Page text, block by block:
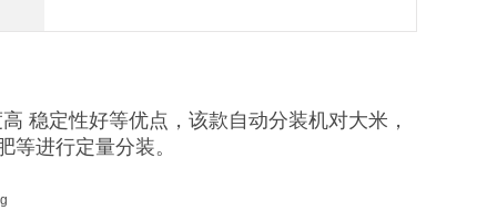
稳定性好等优点，该款自动分装机对大米，
进行定量分装。